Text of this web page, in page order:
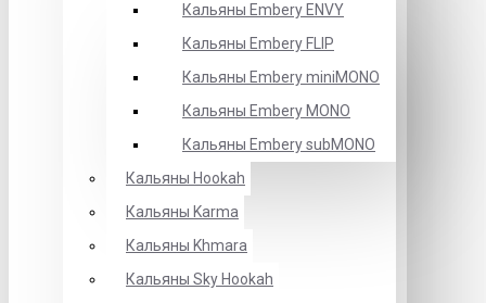
Кальяны Embery ENVY
Кальяны Embery FLIP
Кальяны Embery miniMONO
Кальяны Embery MONO
Кальяны Embery subMONO
Кальяны Hookah
Кальяны Karma
Кальяны Khmara
Кальяны Sky Hookah